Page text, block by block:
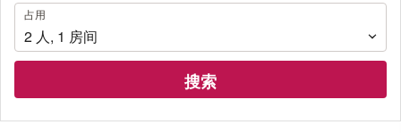
占
用
占用
2 人, 1 房间
搜索